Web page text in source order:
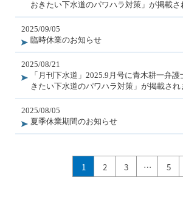
おきたい下水道のパワハラ対策」が掲載さ
2025/09/05
臨時休業のお知らせ
2025/08/21
「月刊下水道」2025.9月号に青木耕一弁
きたい下水道のパワハラ対策」が掲載され
2025/08/05
夏季休業期間のお知らせ
1 2 3 … 5